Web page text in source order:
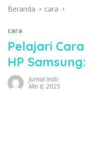
Beranda cara
cara
Pelajari
HP
Jurnal Indo
Mei 8, 2025